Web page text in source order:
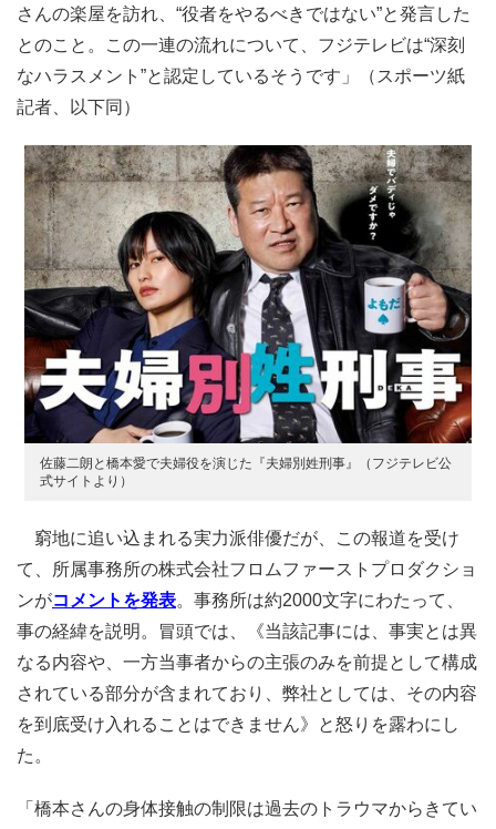
さんの楽屋を訪れ、“役者をやるべきではない”と発言した
とのこと。この一連の流れについて、フジテレビは“深刻
なハラスメント”と認定しているそうです」（スポーツ紙
記者、以下同）
佐藤二朗と橋本愛で夫婦役を演じた『夫婦別姓刑事』（フジテレビ公
式サイトより）
窮地に追い込まれる実力派俳優だが、この報道を受け
て、所属事務所の株式会社フロムファーストプロダクショ
ンがコメントを発表。事務所は約2000文字にわたって、
事の経緯を説明。冒頭では、《当該記事には、事実とは異
なる内容や、一方当事者からの主張のみを前提として構成
されている部分が含まれており、弊社としては、その内容
を到底受け入れることはできません》と怒りを露わにし
た。
「橋本さんの身体接触の制限は過去のトラウマからきてい